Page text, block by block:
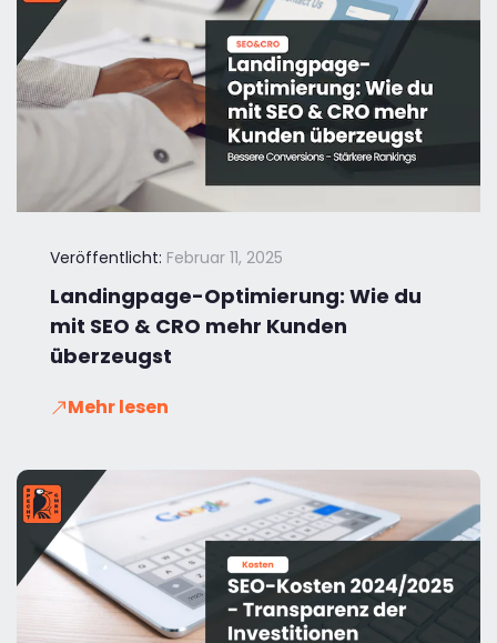
Veröffentlicht: Februar 11, 2025
Landingpage-Optimierung: Wie du
mit SEO & CRO mehr Kunden
überzeugst
Mehr lesen